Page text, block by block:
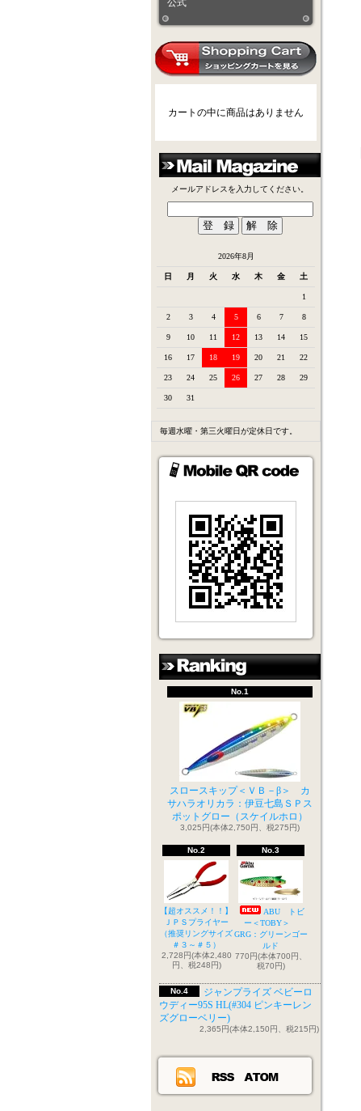
公式
カートの中に商品はありません
メールアドレスを入力してください。
2026年8月
日 月 火 水 木 金 土
1
2 3 4 5 6 7 8
9 10 11 12 13 14 15
16 17 18 19 20 21 22
23 24 25 26 27 28 29
30 31
毎週水曜・第三火曜日が定休日です。
No.1
スロースキップ＜ＶＢ－β＞ カ
サハラオリカラ：伊豆七島ＳＰス
ポットグロー（スケイルホロ）
3,025円(本体2,750円、税275円)
No.2
【超オススメ！！】
ＪＰＳプライヤー
（推奨リングサイズ
＃３～＃５）
2,728円(本体2,480
円、税248円)
No.3
ABU トビ
ー＜TOBY＞
GRG：グリーンゴー
ルド
770円(本体700円、
税70円)
No.4
ジャンプライズ ベビーロ
ウディー95S HL(#304 ピンキーレン
ズグローベリー)
2,365円(本体2,150円、税215円)